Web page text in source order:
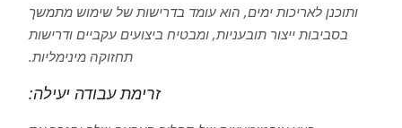
ותוכנן לאריכות ימים, הוא עומד בדרישות של שימוש מתמשך
בסביבות ייצור תובעניות, ומבטיח ביצועים עקביים ודרישות
תחזוקה מינימליות.
זרימת עבודה יעילה: